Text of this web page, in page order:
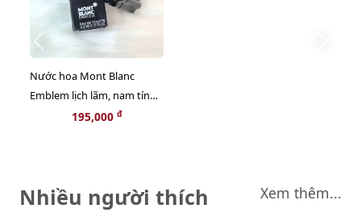
Nước hoa Mont Blanc
Emblem lịch lãm, nam tính
và sang trọng - EDT, 4.5ml
195,000 đ
Nhiều người thích Xem thêm...